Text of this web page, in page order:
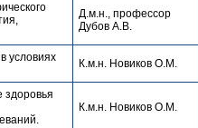
Д.м.н., профессор
Дубов А.В.
условиях
К.м.н. Новиков О.М.
здоровья
К.м.н. Новиков О.М.